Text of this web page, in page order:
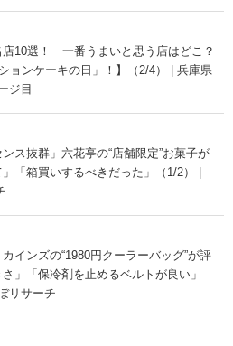
10選！ 一番うまいと思う店はどこ？
ョンケーキの日」！】（2/4） | 兵庫県
ジ目
ス抜群」六花亭の“店舗限定”お菓子が
「箱買いするべきだった」（1/2） |
インズの“1980円クーラーバッグ”が評
」「保冷剤を止めるベルトが良い」
リサーチ